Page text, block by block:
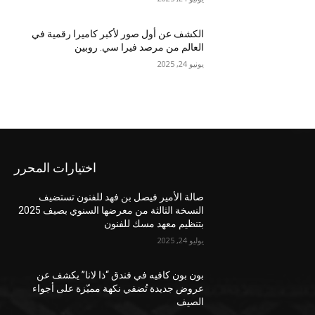
الكشف عن أول صور لأكبر كاميرا رقمية في
العالم من مرصد فيرا سي. روبين
يونيو 24, 2025
اختيارات المحرر
صالة الأمير فيصل بن فهد للفنون تستضيف
النسخة الثالثة من معرضها السنوي بصيف 2025
بتنظيم معهد مسك للفنون
يوليو 24, 2025
بون بون كافيه في فندق “ذا لانا” يكشف عن
عروض جديدة تُضفي نكهة مميّزة على أجواء
الصيف